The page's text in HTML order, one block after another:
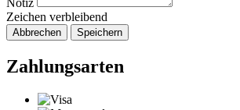
Zeichen verbleibend
Abbrechen Speichern
Zahlungsarten